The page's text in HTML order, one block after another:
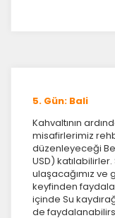
5. Gün: Bali
Kahvaltının
misafirlerimiz
düzenleyeceği
USD)
ulaşacağımız ve
keyfinden
içinde Su
de